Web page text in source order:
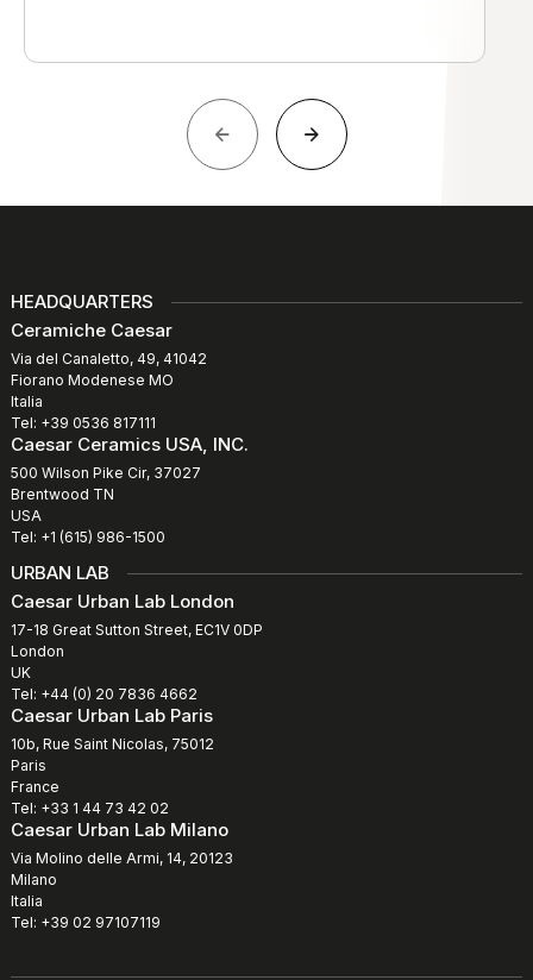
HEADQUARTERS
Ceramiche Caesar
Via del Canaletto, 49, 41042
Fiorano Modenese MO
Italia
Tel: +39 0536 817111
Caesar Ceramics USA, INC.
500 Wilson Pike Cir, 37027
Brentwood TN
USA
Tel: +1 (615) 986-1500
URBAN LAB
Caesar Urban Lab London
17-18 Great Sutton Street, EC1V 0DP
London
UK
Tel: +44 (0) 20 7836 4662
Caesar Urban Lab Paris
10b, Rue Saint Nicolas, 75012
Paris
France
Tel: +33 1 44 73 42 02
Caesar Urban Lab Milano
Via Molino delle Armi, 14, 20123
Milano
Italia
Tel: +39 02 97107119